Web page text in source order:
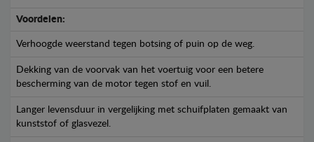
Voordelen:
Verhoogde weerstand tegen botsing of puin op de weg.
Dekking van de voorvak van het voertuig voor een betere
bescherming van de motor tegen stof en vuil.
Langer levensduur in vergelijking met schuifplaten gemaakt van
kunststof of glasvezel.